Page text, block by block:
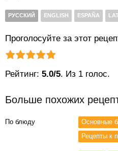
РУССКИЙ ENGLISH ESPAÑA
Проголосуйте за этот
Рейтинг статьи:
Рейтинг: 5.0/5. Из 1 голос.
Больше похожих
По блюду Основные
Рецепты к